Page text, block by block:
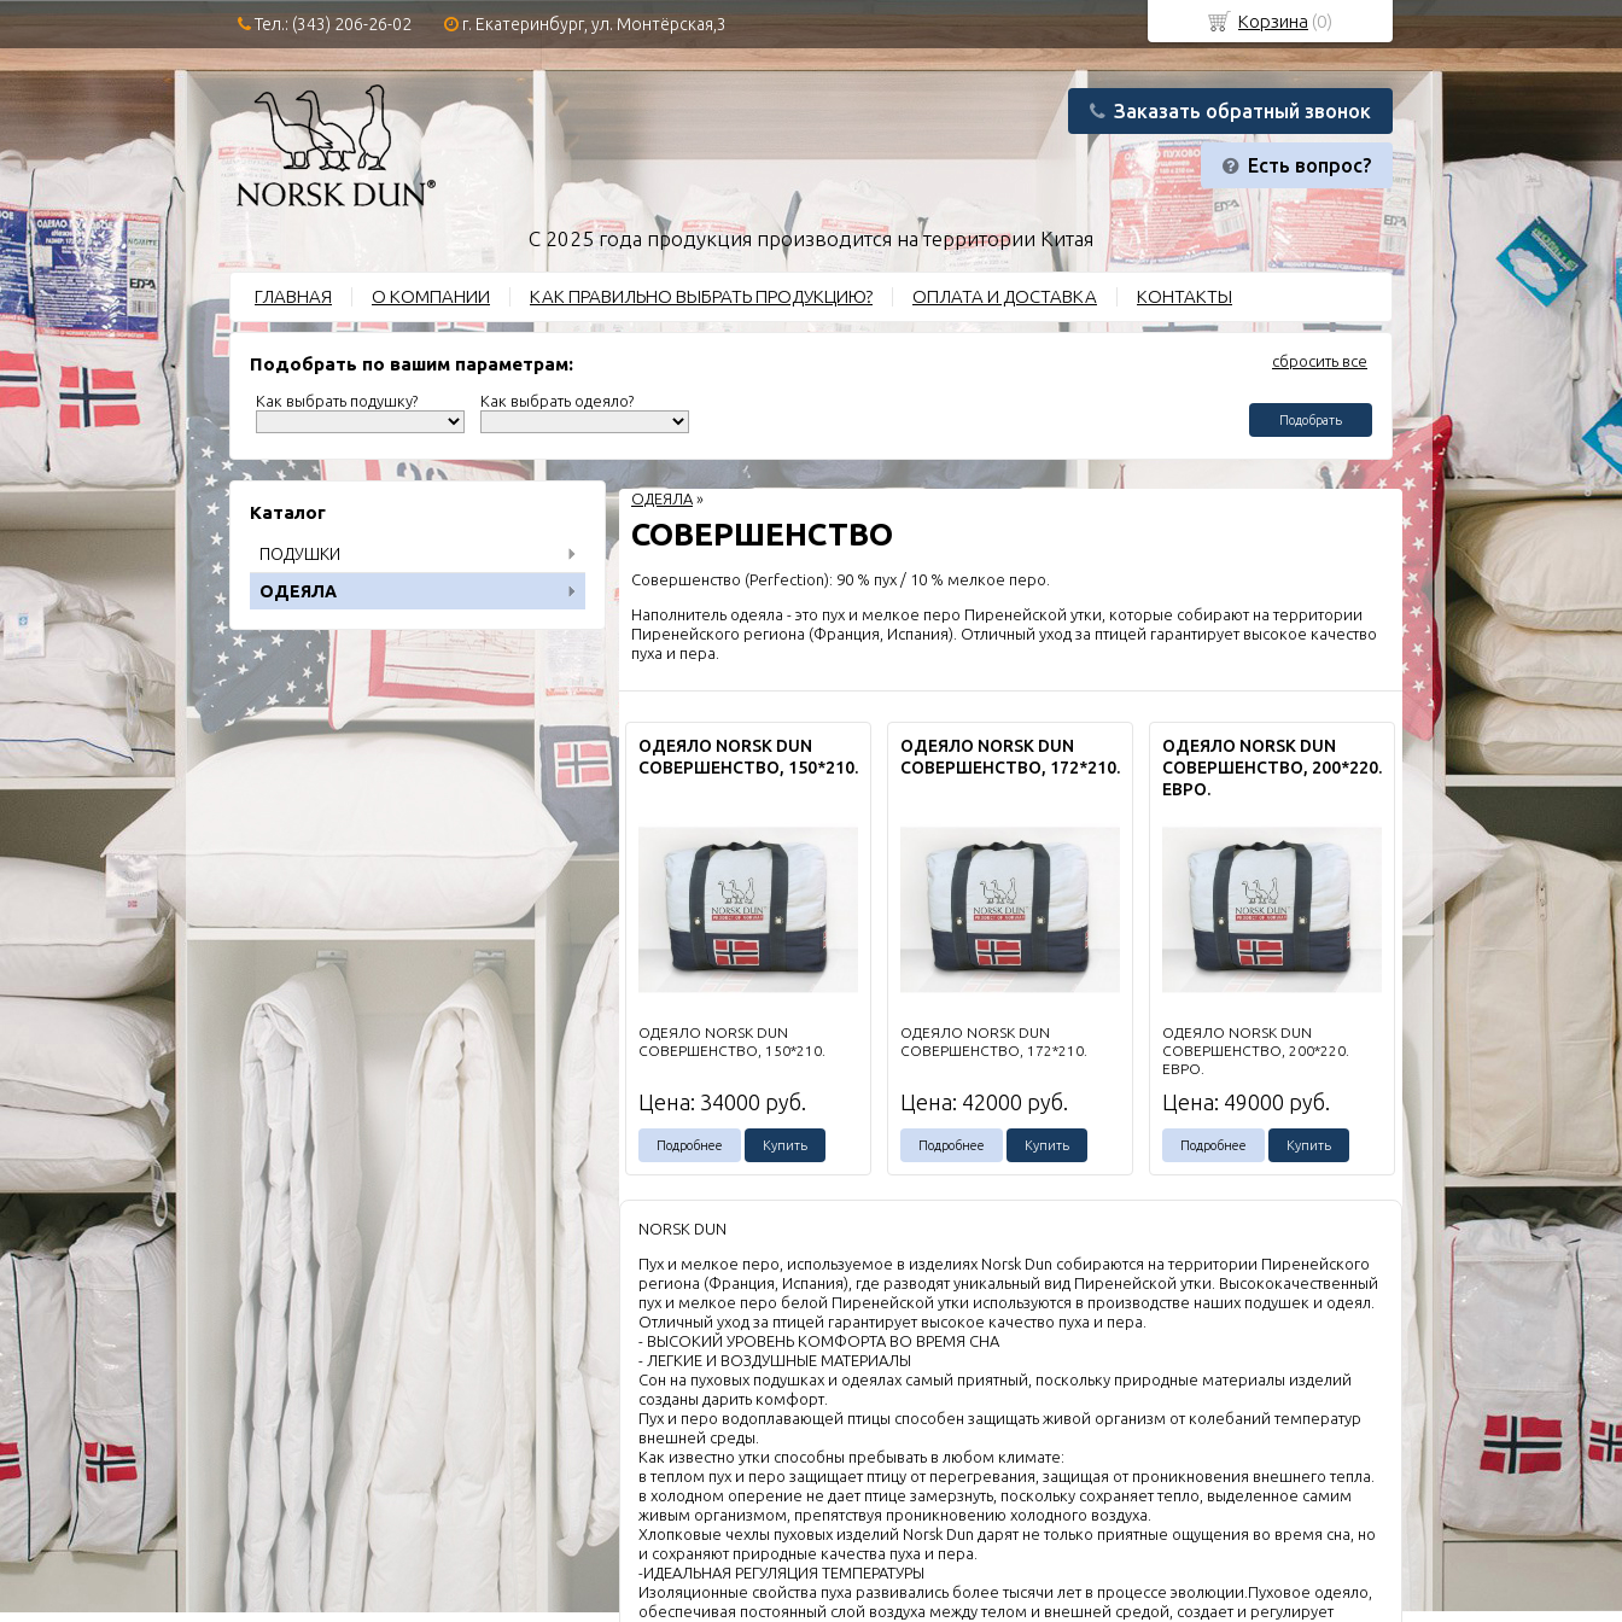
Тел.: (343) 206-26-02 г. Екатеринбург, ул. Монтёрская,3
Заказать обратный звонок
Есть вопрос?
С 2025 года продукция производится на территории Китая
ГЛАВНАЯ О КОМПАНИИ КАК ПРАВИЛЬНО ВЫБРАТЬ ПРОДУКЦИЮ? ОПЛАТА И ДОСТАВКА КОНТАКТЫ
Подобрать по вашим параметрам: сбросить все
Как выбрать подушку? Как выбрать одеяло?
Подобрать
Каталог
ПОДУШКИ
ОДЕЯЛА
ОДЕЯЛА »
СОВЕРШЕНСТВО
Совершенство (Perfection): 90 % пух / 10 % мелкое перо.
Наполнитель одеяла - это пух и мелкое перо Пиренейской утки, которые собирают на территории
Пиренейского региона (Франция, Испания). Отличный уход за птицей гарантирует высокое качество
пуха и пера.
ОДЕЯЛО NORSK DUN
СОВЕРШЕНСТВО, 150*210.
ОДЕЯЛО NORSK DUN
СОВЕРШЕНСТВО, 150*210.
Цена: 34000 руб.
Подробнее Купить
ОДЕЯЛО NORSK DUN
СОВЕРШЕНСТВО, 172*210.
ОДЕЯЛО NORSK DUN
СОВЕРШЕНСТВО, 172*210.
Цена: 42000 руб.
Подробнее Купить
ОДЕЯЛО NORSK DUN
СОВЕРШЕНСТВО, 200*220.
ЕВРО.
ОДЕЯЛО NORSK DUN
СОВЕРШЕНСТВО, 200*220.
ЕВРО.
Цена: 49000 руб.
Подробнее Купить
NORSK DUN
Пух и мелкое перо, используемое в изделиях Norsk Dun собираются на территории Пиренейского
региона (Франция, Испания), где разводят уникальный вид Пиренейской утки. Высококачественный
пух и мелкое перо белой Пиренейской утки используются в производстве наших подушек и одеял.
Отличный уход за птицей гарантирует высокое качество пуха и пера.
- ВЫСОКИЙ УРОВЕНЬ КОМФОРТА ВО ВРЕМЯ СНА
- ЛЕГКИЕ И ВОЗДУШНЫЕ МАТЕРИАЛЫ
Сон на пуховых подушках и одеялах самый приятный, поскольку природные материалы изделий
созданы дарить комфорт.
Пух и перо водоплавающей птицы способен защищать живой организм от колебаний температур
внешней среды.
Как известно утки способны пребывать в любом климате:
в теплом пух и перо защищает птицу от перегревания, защищая от проникновения внешнего тепла.
в холодном оперение не дает птице замерзнуть, поскольку сохраняет тепло, выделенное самим
живым организмом, препятствуя проникновению холодного воздуха.
Хлопковые чехлы пуховых изделий Norsk Dun дарят не только приятные ощущения во время сна, но
и сохраняют природные качества пуха и пера.
-ИДЕАЛЬНАЯ РЕГУЛЯЦИЯ ТЕМПЕРАТУРЫ
Изоляционные свойства пуха развивались более тысячи лет в процессе эволюции.Пуховое одеяло,
обеспечивая постоянный слой воздуха между телом и внешней средой, создает и регулирует
Корзина (0)